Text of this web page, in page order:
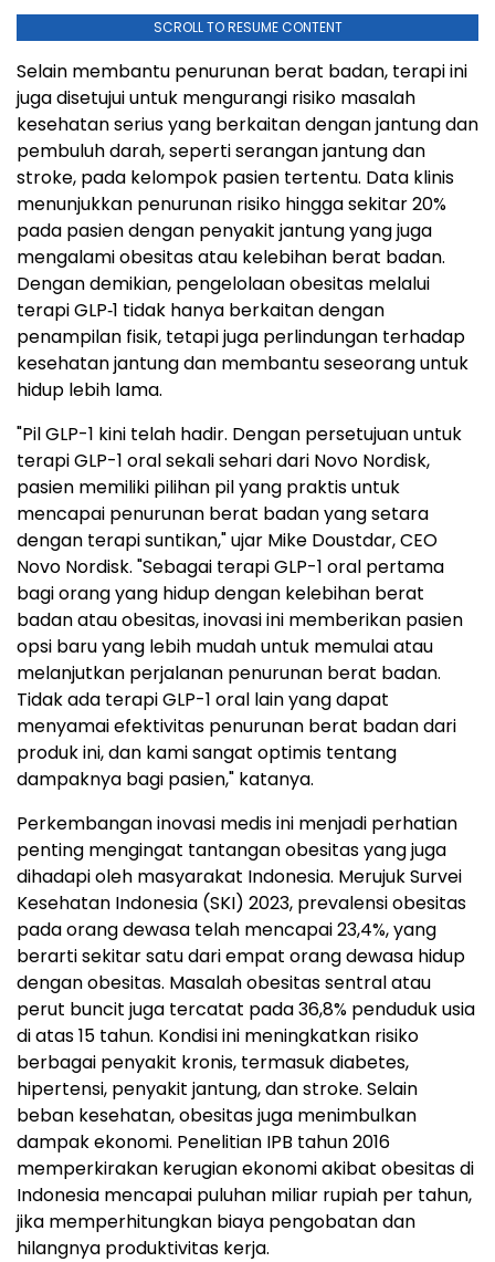
SCROLL TO RESUME CONTENT
Selain membantu penurunan berat badan, terapi ini
juga disetujui untuk mengurangi risiko masalah
kesehatan serius yang berkaitan dengan jantung dan
pembuluh darah, seperti serangan jantung dan
stroke, pada kelompok pasien tertentu. Data klinis
menunjukkan penurunan risiko hingga sekitar 20%
pada pasien dengan penyakit jantung yang juga
mengalami obesitas atau kelebihan berat badan.
Dengan demikian, pengelolaan obesitas melalui
terapi GLP‑1 tidak hanya berkaitan dengan
penampilan fisik, tetapi juga perlindungan terhadap
kesehatan jantung dan membantu seseorang untuk
hidup lebih lama.
"Pil GLP-1 kini telah hadir. Dengan persetujuan untuk
terapi GLP-1 oral sekali sehari dari Novo Nordisk,
pasien memiliki pilihan pil yang praktis untuk
mencapai penurunan berat badan yang setara
dengan terapi suntikan," ujar Mike Doustdar, CEO
Novo Nordisk. "Sebagai terapi GLP-1 oral pertama
bagi orang yang hidup dengan kelebihan berat
badan atau obesitas, inovasi ini memberikan pasien
opsi baru yang lebih mudah untuk memulai atau
melanjutkan perjalanan penurunan berat badan.
Tidak ada terapi GLP-1 oral lain yang dapat
menyamai efektivitas penurunan berat badan dari
produk ini, dan kami sangat optimis tentang
dampaknya bagi pasien," katanya.
Perkembangan inovasi medis ini menjadi perhatian
penting mengingat tantangan obesitas yang juga
dihadapi oleh masyarakat Indonesia. Merujuk Survei
Kesehatan Indonesia (SKI) 2023, prevalensi obesitas
pada orang dewasa telah mencapai 23,4%, yang
berarti sekitar satu dari empat orang dewasa hidup
dengan obesitas. Masalah obesitas sentral atau
perut buncit juga tercatat pada 36,8% penduduk usia
di atas 15 tahun. Kondisi ini meningkatkan risiko
berbagai penyakit kronis, termasuk diabetes,
hipertensi, penyakit jantung, dan stroke. Selain
beban kesehatan, obesitas juga menimbulkan
dampak ekonomi. Penelitian IPB tahun 2016
memperkirakan kerugian ekonomi akibat obesitas di
Indonesia mencapai puluhan miliar rupiah per tahun,
jika memperhitungkan biaya pengobatan dan
hilangnya produktivitas kerja.